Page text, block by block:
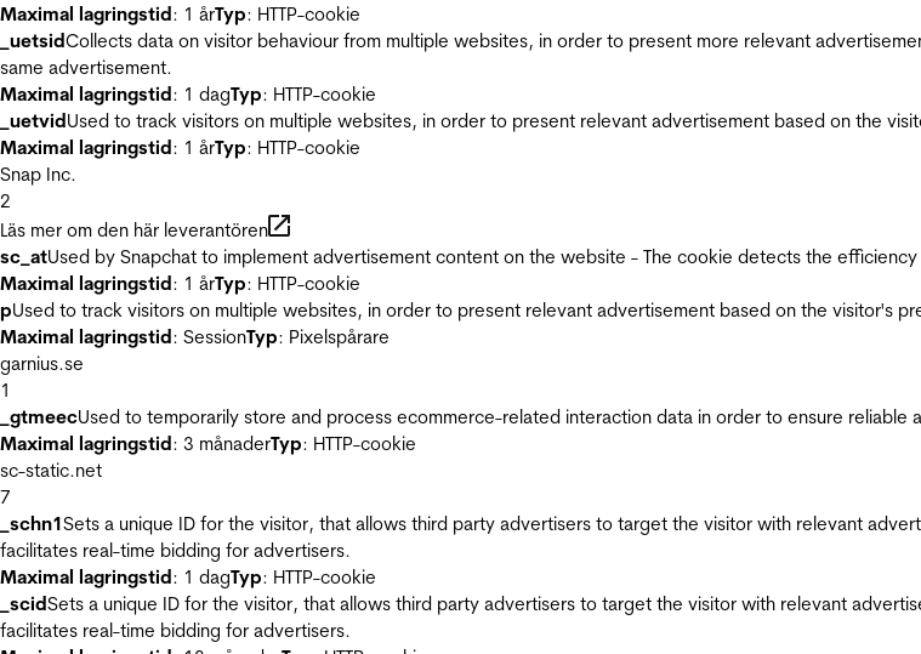
Maximal lagringstid: 1 årTyp: HTTP-cookie
_uetsidCollects data on visitor behaviour from multiple websites, in order to present more relevant
same advertisement.
Maximal lagringstid: 1 dagTyp: HTTP-cookie
_uetvidUsed to track visitors on multiple websites, in order to present relevant advertisement based on the
Maximal lagringstid: 1 årTyp: HTTP-cookie
Snap Inc.
2
Läs mer om den här leverantören
sc_atUsed by Snapchat to implement advertisement content on the website - The cookie detects the
Maximal lagringstid: 1 årTyp: HTTP-cookie
pUsed to track visitors on multiple websites, in order to present relevant advertisement based on the visitor's
Maximal lagringstid: SessionTyp: Pixelspårare
garnius.se
1
_gtmeecUsed to temporarily store and process ecommerce-related interaction data in order to ensure reliable
Maximal lagringstid: 3 månaderTyp: HTTP-cookie
sc-static.net
7
_schn1Sets a unique ID for the visitor, that allows third party advertisers to target the visitor with relevant
facilitates real-time bidding for advertisers.
Maximal lagringstid: 1 dagTyp: HTTP-cookie
_scidSets a unique ID for the visitor, that allows third party advertisers to target the visitor with relevant
facilitates real-time bidding for advertisers.